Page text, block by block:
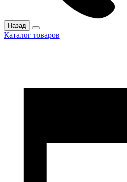
Назад
Каталог товаров